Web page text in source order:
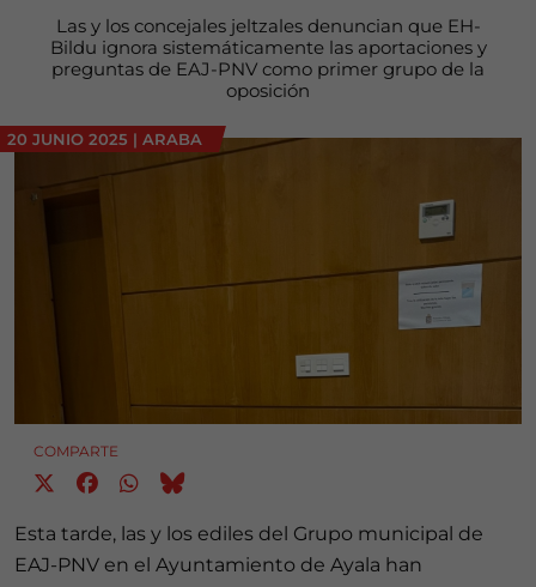
Las y los concejales jeltzales denuncian que EH-
Bildu ignora sistemáticamente las aportaciones y
preguntas de EAJ-PNV como primer grupo de la
oposición
20 JUNIO 2025 | ARABA
COMPARTE
Esta tarde, las y los ediles del Grupo municipal de
EAJ-PNV en el Ayuntamiento de Ayala han